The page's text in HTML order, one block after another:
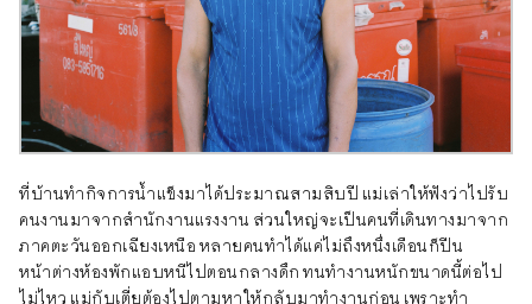
ที่บ้านทำกิจการน้ำแข็งมาได้ประมาณสามสิบปี แม่เล่าให้ฟังว่าไปรับ
คนงานมาจากสำนักงานแรงงาน ส่วนใหญ่จะเป็นคนที่เดินทางมาจาก
ภาคตะวันออกเฉียงเหนือ หลายคนทำได้แค่ไม่ถึงหนึ่งเดือนก็ปีน
หน้าต่างห้องพักแอบหนีไปตอนกลางดึก ทนทำงานหนักขนาดนี้ต่อไป
ไม่ไหว แม่กับเตี่ยต้องไปตามหาให้กลับมาทำงานก่อน เพราะทำ